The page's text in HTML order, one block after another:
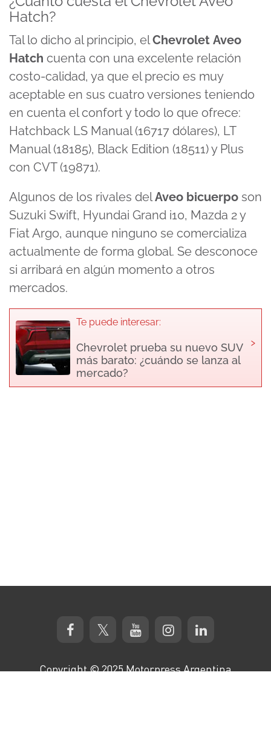
Hatch?
Tal lo dicho al principio, elChevrolet Aveo
Hatch cuenta con una excelente relación
costo-calidad, ya que el precio es muy
aceptable en sus cuatro versiones teniendo
en cuenta el confort y todo lo que ofrece:
Hatchback LS Manual (16717 dólares), LT
Manual (18185), Black Edition (18511) y Plus
con CVT (19871).
Algunos de los rivales delAveo bicuerpo son
Suzuki Swift, Hyundai Grand i10, Mazda 2y
Fiat Argo, aunque ninguno se comercializa
actualmente de forma global. Se desconoce
si arribará en algún momento a otros
mercados.
Te puede interesar:
Chevrolet prueba su nuevo SUV
más barato: ¿cuándo se lanza al
mercado?
›
Copyright © 2025 Motorpress Argentina